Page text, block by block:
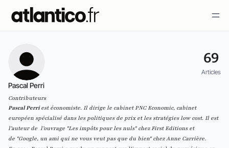
69
Articles
Pascal Perri
Contributeurs
Pascal Perriest économiste. Il dirige le cabinet PNC Economic, cabinet
européen spécialisé dans les politiques de prix et les stratégies low cost. Il est
l’auteur de l’ouvrage "Les impôts pour les nuls" chez First Editions et
de "Google, un ami qui ne vous veut pas que du bien"chez Anne Carrière.